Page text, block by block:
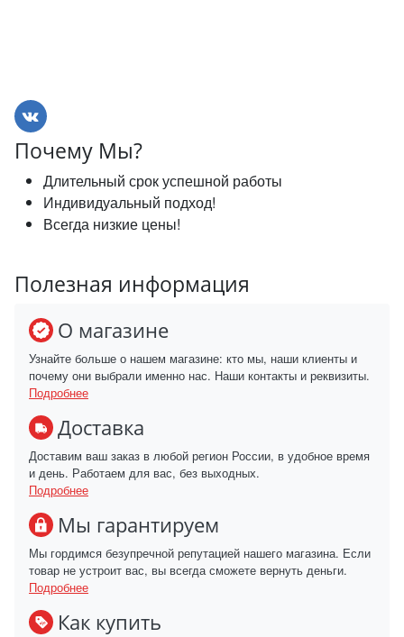
Почему Мы?
Длительный срок успешной работы
Индивидуальный подход!
Всегда низкие цены!
Полезная информация
О магазине
Узнайте больше о нашем магазине: кто мы, наши клиенты и
почему они выбрали именно нас. Наши контакты и реквизиты.
Подробнее
Доставка
Доставим ваш заказ в любой регион России, в удобное время
и день. Работаем для вас, без выходных.
Подробнее
Мы гарантируем
Мы гордимся безупречной репутацией нашего магазина. Если
товар не устроит вас, вы всегда сможете вернуть деньги.
Подробнее
Как купить